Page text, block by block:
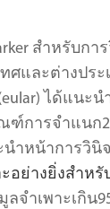
สำหรับกา
และต่างประเ
ได้แนะ
การจำแนก
นำหน้าการวินิ
ะอย่างยิ่งสำ
ลจำเพาะเกิน